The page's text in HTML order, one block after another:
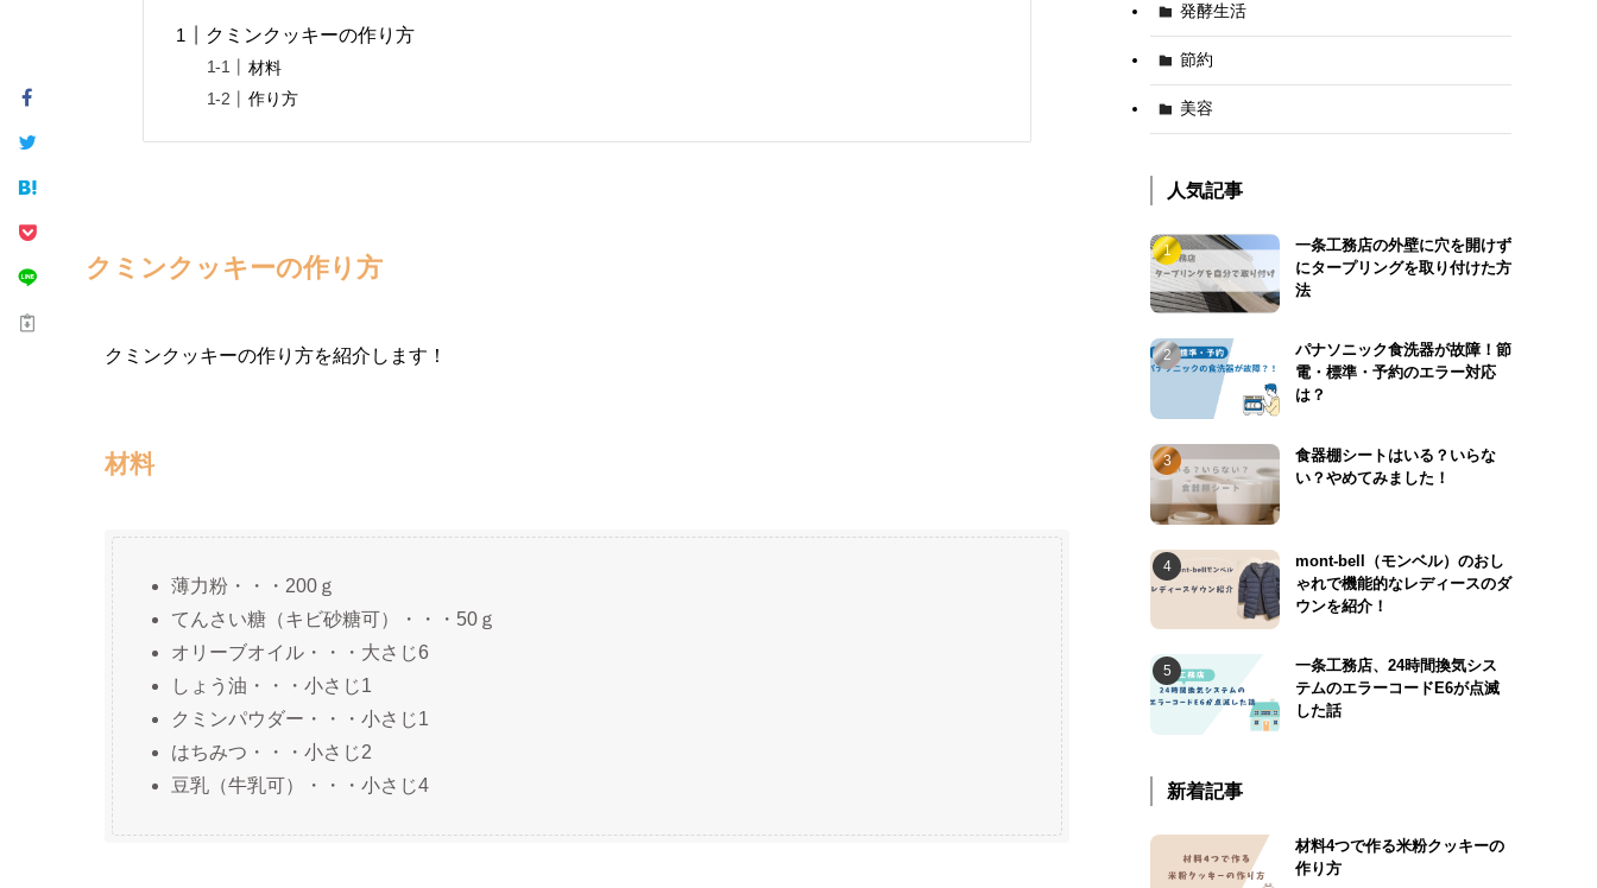
クミンクッキーの作り方
材料
作り方
クミンクッキーの作り方
クミンクッキーの作り方を紹介します！
材料
薄力粉・・・200ｇ
てんさい糖（キビ砂糖可）・・・50ｇ
オリーブオイル・・・大さじ6
しょう油・・・小さじ1
クミンパウダー・・・小さじ1
はちみつ・・・小さじ2
豆乳（牛乳可）・・・小さじ4
発酵生活
節約
美容
人気記事
一条工務店の外壁に穴を開けず
にタープリングを取り付けた方
法
パナソニック食洗器が故障！節
電・標準・予約のエラー対応
は？
食器棚シートはいる？いらな
い？やめてみました！
mont-bell（モンベル）のおし
ゃれで機能的なレディースのダ
ウンを紹介！
一条工務店、24時間換気シス
テムのエラーコードE6が点滅
した話
新着記事
材料4つで作る米粉クッキーの
作り方